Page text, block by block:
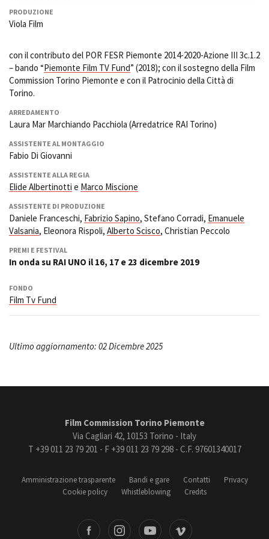
PRODUZIONE
Viola Film
con il contributo del POR FESR Piemonte 2014-2020-Azione III 3c.1.2
– bando “Piemonte Film TV Fund” (2018); con il sostegno della Film
Commission Torino Piemonte e con il Patrocinio della Città di
Torino.
ARREDAMENTO
Laura Mar Marchiando Pacchiola (Arredatrice RAI Torino)
ASSISTENTE AL MONTAGGIO
Fabio Di Giovanni
ASSISTENTE ALLA REGIA
Elide Albertinotti e Marco Miscione
ASSISTENTE DI PRODUZIONE
Daniele Franceschi, Fabrizio Sapino, Stefano Corradi, Emanuele
Valsania, Eleonora Rispoli, Alberto Scisco, Christian Peccolo
PREMI E FESTIVAL
In onda su RAI UNO il 16, 17 e 23 dicembre 2019
FONDO
Film Tv Fund
Ultimo aggiornamento: 02 Dicembre 2025
Film Commission Torino Piemonte
Via Cagliari 42, 10153 Torino - Italy
T +39 011 23 79 201 - F +39 011 23 79 298 - C.F. 97601340017
Amministrazione trasparente Bandi e gare Contatti
Privacy
Cookie policy
Whistleblowing Credits
Vimeo